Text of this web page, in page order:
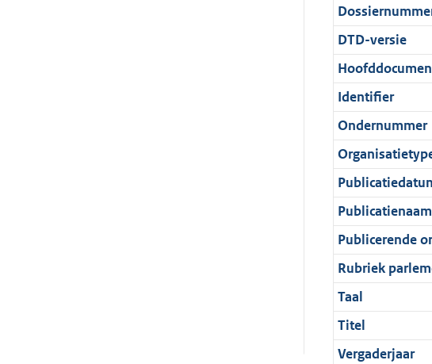
t
i
e
i
n
f
o
r
m
a
a
t
:
2
0
8
K
b
DTD-versie
Identifier
Ondernummer
Publicatienaam
Publicerende
Rubriek
Taal
Titel
Vergaderjaar